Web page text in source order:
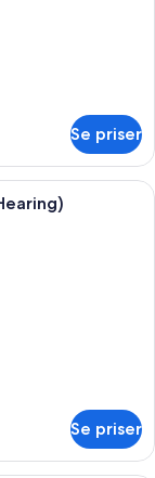
Se priser
med to senge, et
Se priser